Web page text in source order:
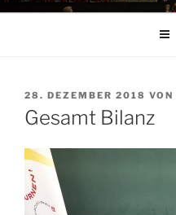
VERÖFFENTLICHT
AM
28. DEZEMBER 2018 VON
Gesamt Bilanz